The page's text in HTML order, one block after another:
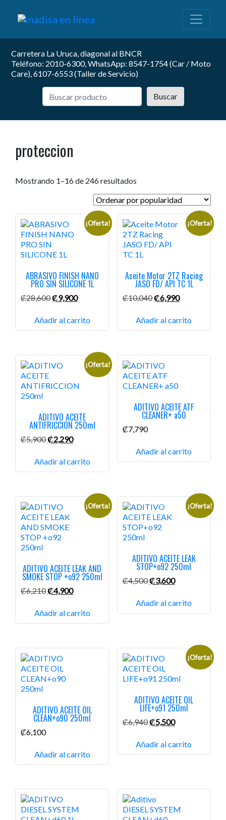
Carretera La Uruca, diagonal al BNCR
Teléfono: 2010-6300, WhatsApp: 8547-1754 (Car / Moto
Care), 6107-6553 (Taller de Servicio)
Buscar
proteccion
Mostrando 1–16 de 246 resultados
¡Oferta!
ABRASIVO FINISH NANO
PRO SIN SILICONE 1L
₡28,600El
original
₡9,900El
actual
Añadir al carrito
¡Oferta!
Aceite Motor 2TZ Racing
JASO FD/ API TC 1L
₡10,040El
original
₡6,990El
actual
Añadir al carrito
¡Oferta!
ADITIVO ACEITE
ANTIFRICCION 250ml
₡5,900El
original
₡2,290El
actual
Añadir al carrito
ADITIVO ACEITE ATF
CLEANER+ a50
₡7,790
Añadir al carrito
¡Oferta!
ADITIVO ACEITE LEAK AND
SMOKE STOP +o92 250ml
₡6,210El
original
₡4,900El
actual
Añadir al carrito
¡Oferta!
ADITIVO ACEITE LEAK
STOP+o92 250ml
₡4,500El
original
₡3,600El
actual
Añadir al carrito
ADITIVO ACEITE OIL
CLEAN+o90 250ml
₡6,100
Añadir al carrito
¡Oferta!
ADITIVO ACEITE OIL
LIFE+o91 250ml
₡6,940El
original
₡5,500El
actual
Añadir al carrito